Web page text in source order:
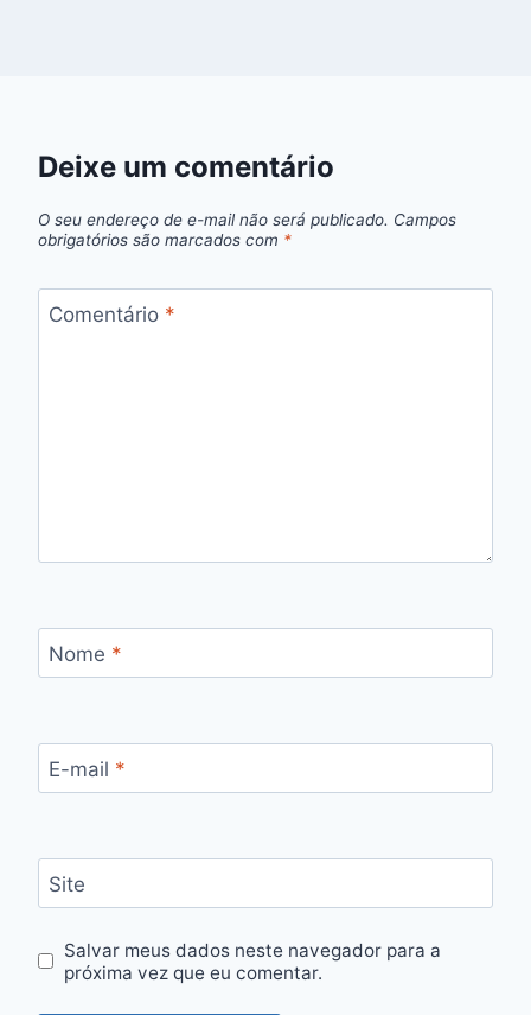
Deixe um comentário
O seu endereço de e-mail não será publicado. Campos
obrigatórios são marcados com *
Comentário *
Nome *
E-mail *
Site
Salvar meus dados neste navegador para a
próxima vez que eu comentar.